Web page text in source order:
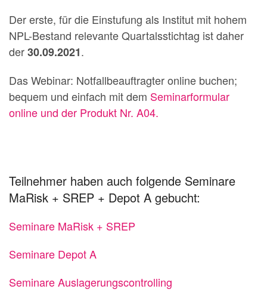
Der erste, für die Einstufung als Institut mit hohem
NPL-Bestand relevante Quartalsstichtag ist daher
der30.09.2021.
Das Webinar: Notfallbeauftragter online buchen;
bequem und einfach mit dem Seminarformular
online und der Produkt Nr. A04.
Teilnehmer haben auch folgende Seminare
MaRisk + SREP + Depot A gebucht:
Seminare MaRisk + SREP
Seminare Depot A
Seminare Auslagerungscontrolling